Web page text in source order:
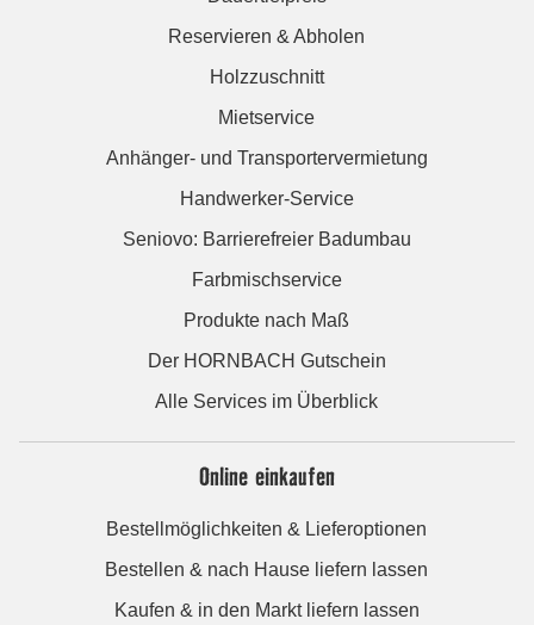
Reservieren & Abholen
Holzzuschnitt
Mietservice
Anhänger- und Transportervermietung
Handwerker-Service
Seniovo: Barrierefreier Badumbau
Farbmischservice
Produkte nach Maß
Der HORNBACH Gutschein
Alle Services im Überblick
Online einkaufen
Bestellmöglichkeiten & Lieferoptionen
Bestellen & nach Hause liefern lassen
Kaufen & in den Markt liefern lassen